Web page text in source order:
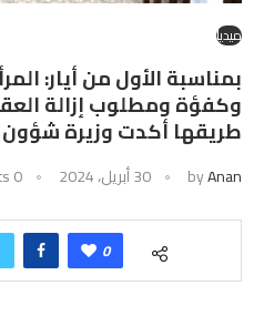
ميديا
بمناسبة الأول من أيار:
وكفؤة ومطلوب إزالة
طريقها أكدت وزيرة شؤون
byAnan 30 أبريل، 2024 0 comments
0